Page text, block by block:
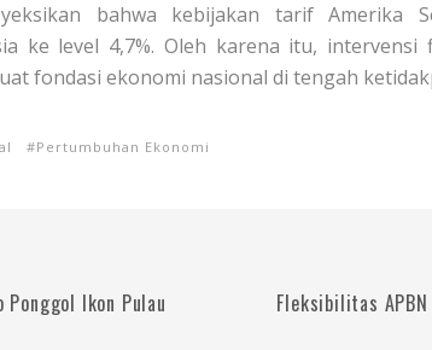
bahwa kebijakan tarif Amerika
ke level 4,7%. Oleh karena itu, intervensi
fondasi ekonomi nasional di tengah
Pertumbuhan Ekonomi
Ponggol Ikon Pulau
Fleksibilitas